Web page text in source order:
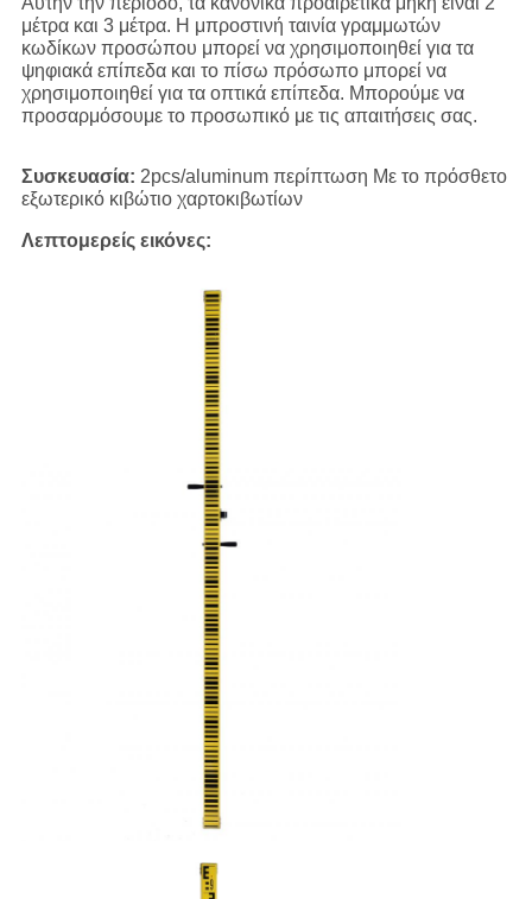
μέτρα και 3 μέτρα. Η μπροστινή ταινία γραμμωτών
κωδίκων προσώπου μπορεί να χρησιμοποιηθεί για τα
ψηφιακά επίπεδα και το πίσω πρόσωπο μπορεί να
χρησιμοποιηθεί για τα οπτικά επίπεδα. Μπορούμε να
προσαρμόσουμε το προσωπικό με τις απαιτήσεις σας.
Συσκευασία: 2pcs/aluminum περίπτωση Με το πρόσθετο
εξωτερικό κιβώτιο χαρτοκιβωτίων
Λεπτομερείς εικόνες: